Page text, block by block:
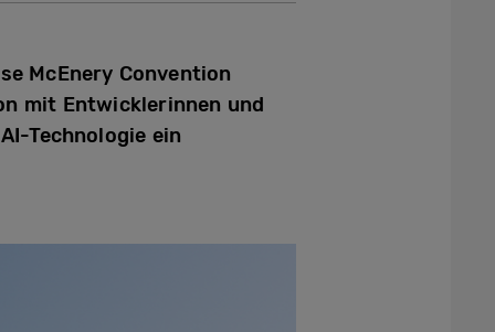
McEnery Convention
mit Entwicklerinnen und
Technologie ein